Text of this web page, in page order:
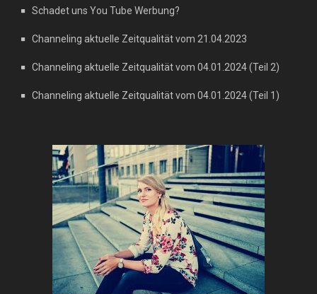
Schadet uns You Tube Werbung?
Channeling aktuelle Zeitqualität vom 21.04.2023
Channeling aktuelle Zeitqualität vom 04.01.2024 (Teil 2)
Channeling aktuelle Zeitqualität vom 04.01.2024 (Teil 1)